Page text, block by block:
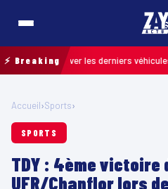
⚡ Breaking
retrouver les derniers véhicules
Accueil›Sports›
SPORTS
TDY : 4ème victoire
UFR/Chanflor lors